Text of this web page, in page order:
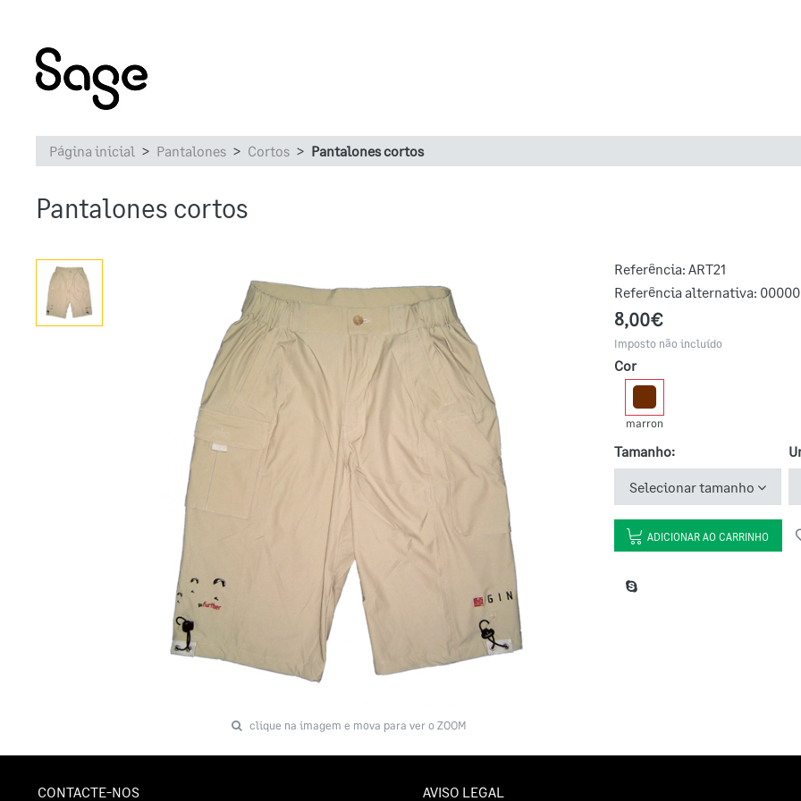
Página inicial Pantalones Cortos Pantalones cortos
Pantalones cortos
clique na imagem e mova para ver o ZOOM
Referência: ART21
Referência alternativa:
8,00€
Imposto não incluído
Cor
marron
Tamanho:
Selecionar tamanho
ADICIONAR AO CARRINHO
CONTACTE-NOS AVISO LEGAL